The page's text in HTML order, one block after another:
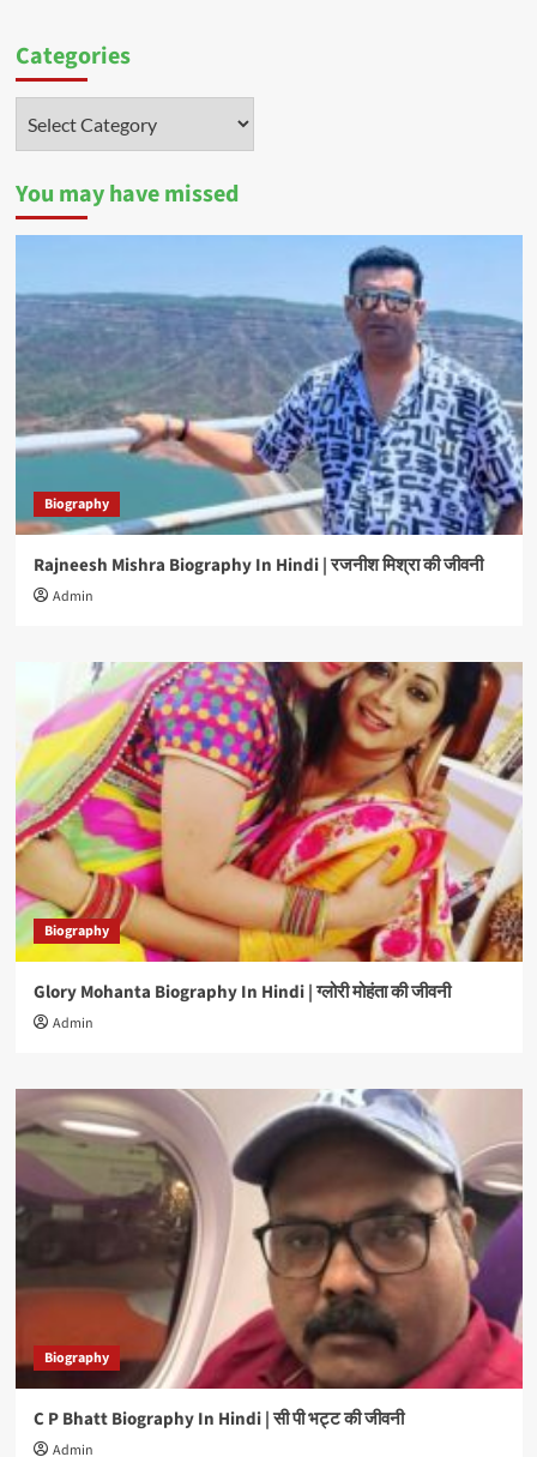
Categories
You may have missed
Biography
Rajneesh Mishra Biography In Hindi | रजनीश मिश्रा की जीवनी
Admin
Biography
Glory Mohanta Biography In Hindi | ग्लोरी मोहंता की जीवनी
Admin
Biography
C P Bhatt Biography In Hindi | सी पी भट्ट की जीवनी
Admin